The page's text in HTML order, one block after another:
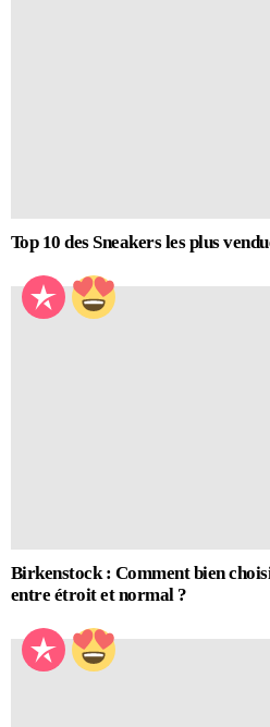
Top 10 des Sneakers les plus
Birkenstock : Comment bien
entre étroit et normal ?